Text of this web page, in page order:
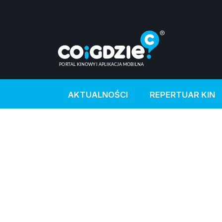
AKTUALNOŚCI REPERTUAR KIN